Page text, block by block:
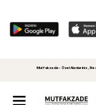
Mutfakzade - Özel Alanlariniz,